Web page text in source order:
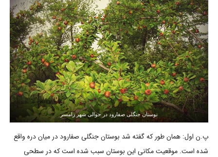
بوستان جنگلی صفارود در حوالی شهر رامسر
پ.ن اول: همان طور که گفته شد بوستان جنگلی صفارود در میان دره واقع
شده است. موقعیت مکانی این بوستان سبب شده است که در سطحی